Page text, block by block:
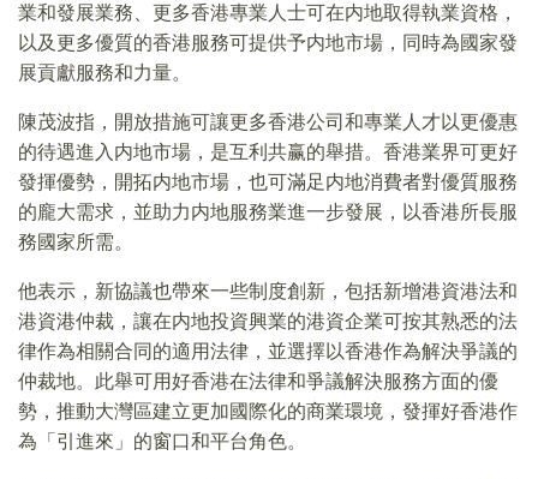
業和發展業務、更多香港專業人士可在内地取得執業資格，
以及更多優質的香港服務可提供予内地市場，同時為國家發
展貢獻服務和力量。
陳茂波指，開放措施可讓更多香港公司和專業人才以更優惠
的待遇進入内地市場，是互利共赢的舉措。香港業界可更好
發揮優勢，開拓内地市場，也可滿足内地消費者對優質服務
的龐大需求，並助力内地服務業進一步發展，以香港所長服
務國家所需。
他表示，新協議也帶來一些制度創新，包括新增港資港法和
港資港仲裁，讓在内地投資興業的港資企業可按其熟悉的法
律作為相關合同的適用法律，並選擇以香港作為解決爭議的
仲裁地。此舉可用好香港在法律和爭議解決服務方面的優
勢，推動大灣區建立更加國際化的商業環境，發揮好香港作
為「引進來」的窗口和平台角色。